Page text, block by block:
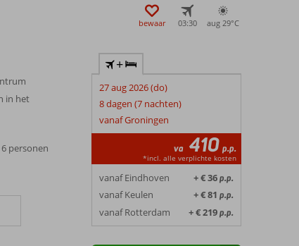
bewaar 03:30 aug 29°C
in het
personen
+
27 aug 2026 (do)
8 dagen (7 nachten)
vanaf Groningen
va 410 p.p.
*incl. alle verplichte kosten
vanaf Eindhoven + € 36p.p.
vanaf Keulen + € 81 p.p.
vanaf Rotterdam + € 219p.p.